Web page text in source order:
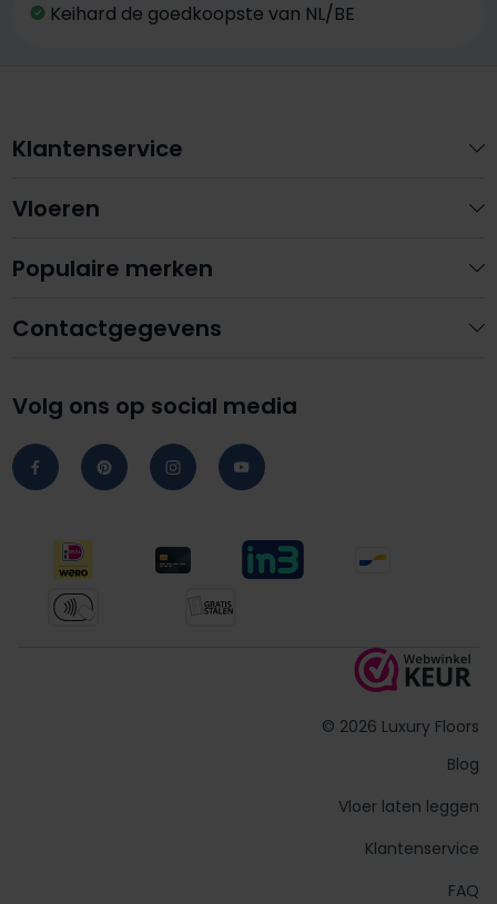
Keihard de goedkoopste van NL/BE
Contactgegevens
Volg ons op social media
Klantenservice
Vloeren
Populaire merken
© 2026 Luxury Floors
Blog
Vloer laten leggen
Klantenservice
FAQ